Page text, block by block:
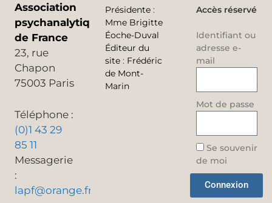
Association
psychanalytique
de France
23, rue
Chapon
75003 Paris
Téléphone :
(0)1 43 29
85 11
Messagerie
:
lapf@orange.fr
Présidente :
Mme Brigitte
Éoche-Duval
Éditeur du
site : Frédéric
de Mont-
Marin
Accès réservé
Identifiant ou
adresse e-
mail
Mot de passe
Se souvenir
de moi
Connexion